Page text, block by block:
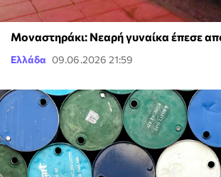
Μοναστηράκι: Νεαρή γυναίκα έπεσε
Ελλάδα 09.06.2026 21:59